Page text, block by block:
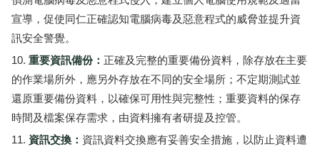
宣導，促使同仁正確認知電腦病毒及惡意程式的威脅並提升資
訊安全警覺。
重要資訊備份： 正確及完整的重要備份資料，除存放在主要
的作業場所外，應另外存放在不同的安全場所；不定期測試並
還原重要備份資料，以確保可用性與完整性；重要資料的保存
時間及檔案保存需求，由資料擁有者研提及控管。
資訊交換： 資訊資料交換應有妥善安全措施，以防止資料遭